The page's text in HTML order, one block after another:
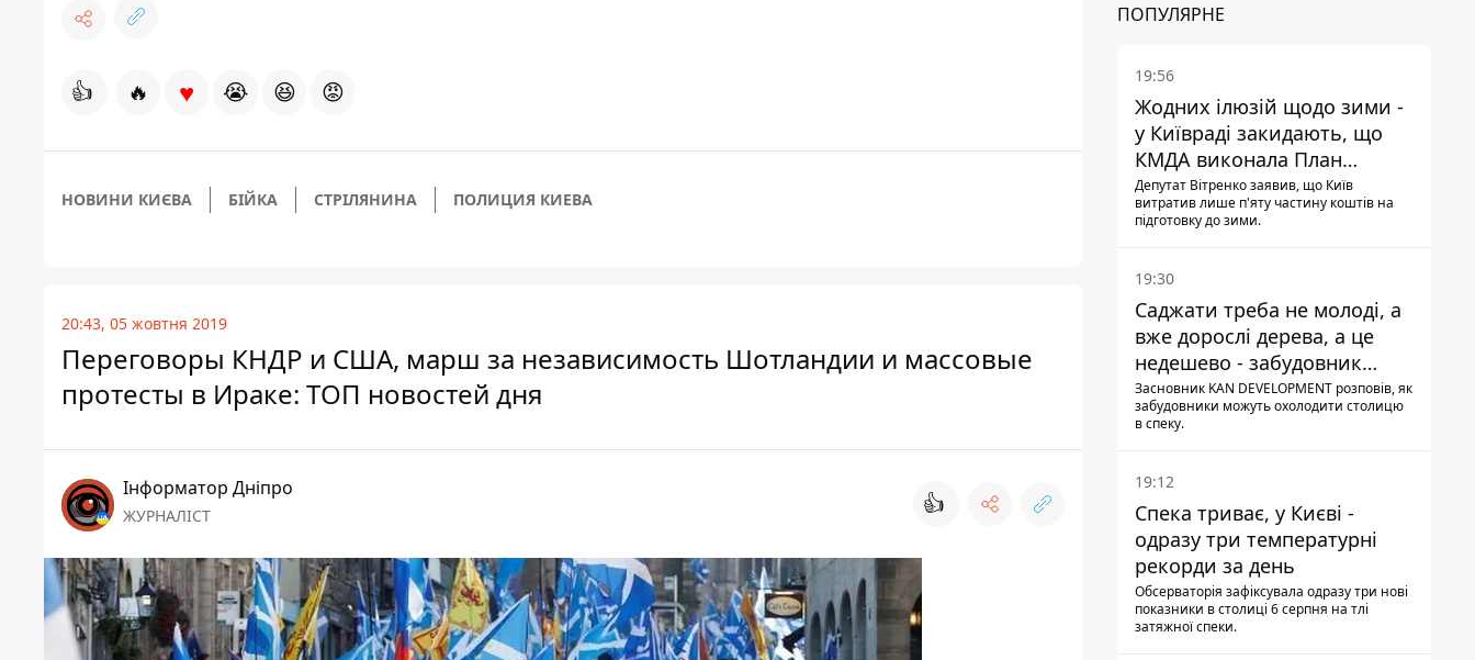
👍 🔥 ♥ 😭 😆 😡
НОВИНИ КИЄВА БІЙКА СТРІЛЯНИНА ПОЛИЦИЯ КИЕВА
20:43, 05 жовтня 2019
Переговоры КНДР и США, марш за независимость Шотландии и массовые
протесты в Ираке: ТОП новостей дня
Інформатор Дніпро
ЖУРНАЛІСТ 👍
ПОПУЛЯРНЕ
19:56
Жодних ілюзій щодо зими -
у Київраді закидають, що
КМДА виконала План
стійкості на 20%
Депутат Вітренко заявив, що Київ
витратив лише п'яту частину коштів на
підготовку до зими.
19:30
Саджати треба не молоді, а
вже дорослі дерева, а це
недешево - забудовник
Ніконов
Засновник KAN DEVELOPMENT розповів, як
забудовники можуть охолодити столицю
в спеку.
19:12
Спека триває, у Києві -
одразу три температурні
рекорди за день
Обсерваторія зафіксувала одразу три нові
показники в столиці 6 серпня на тлі
затяжної спеки.